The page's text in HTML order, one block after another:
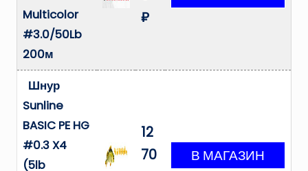
Multicolor
#3.0/50Lb
200м
₽
Шнур
Sunline
BASIC PE HG
#0.3 X4
(5lb
12
70